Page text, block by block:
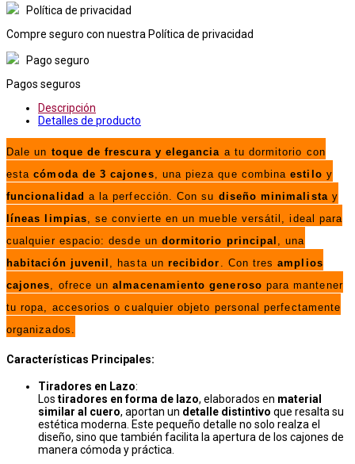
Política de privacidad
Compre seguro con nuestra Política de privacidad
Pago seguro
Pagos seguros
Descripción
Detalles de producto
Dale un toque de frescura y elegancia a tu dormitorio con
estacómoda de 3 cajones , una pieza que combinaestilo y
funcionalidad a la perfección. Con su diseño minimalista y
líneas limpias , se convierte en un mueble versátil, ideal para
cualquier espacio: desde un dormitorio principal
, una
habitación juvenil
, hasta un recibidor . Con tresamplios
cajones , ofrece unalmacenamiento generoso para mantener
tu ropa, accesorios o cualquier objeto personal perfectamente
organizados.
Características Principales:
Tiradores en Lazo:
Los tiradores en forma de lazo, elaborados en material
similar al cuero, aportan un detalle distintivo que resalta su
estética moderna. Este pequeño detalle no solo realza el
diseño, sino que también facilita la apertura de los cajones de
manera cómoda y práctica.